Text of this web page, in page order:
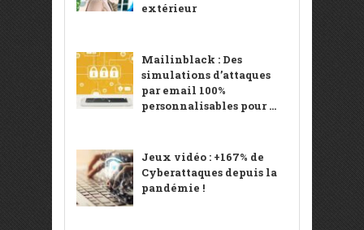
extérieur
Mailinblack : Des
simulations d’attaques
par email 100%
personnalisables pour ...
Jeux vidéo : +167% de
Cyberattaques depuis la
pandémie !